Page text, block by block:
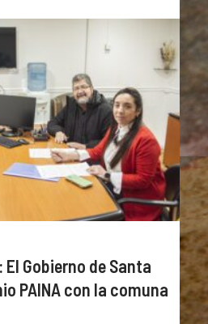
Gobierno de Santa
PAINA con la comuna